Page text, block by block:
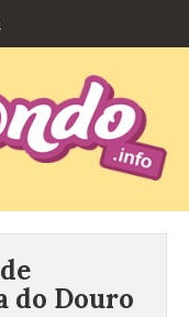
do Douro